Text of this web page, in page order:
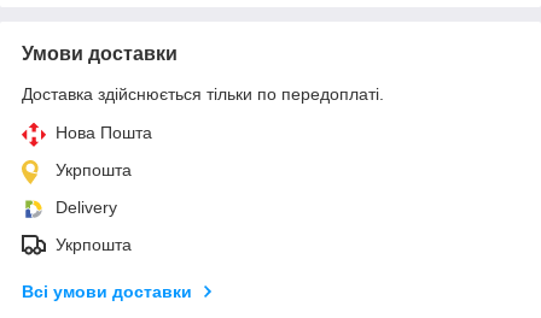
Умови доставки
Доставка здійснюється тільки по передоплаті.
Нова Пошта
Укрпошта
Delivery
Укрпошта
Всі умови доставки